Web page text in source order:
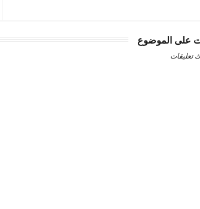
على الموضوع
تعليقات